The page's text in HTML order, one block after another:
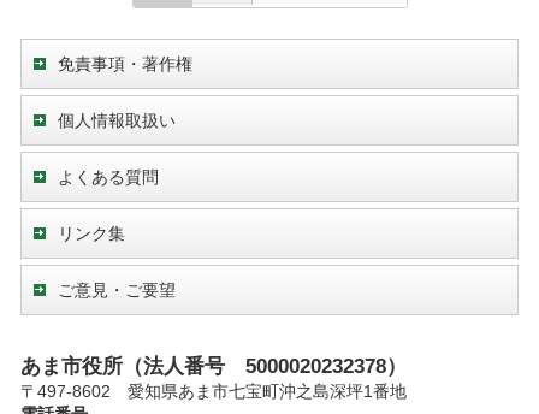
免責事項・著作権
個人情報取扱い
よくある質問
リンク集
ご意見・ご要望
あま市役所（法人番号 5000020232378）
〒497-8602 愛知県あま市七宝町沖之島深坪1番地